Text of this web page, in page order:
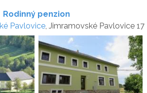
Rodinný penzion
Pavlovice, Jimramovské Pavlovice 17